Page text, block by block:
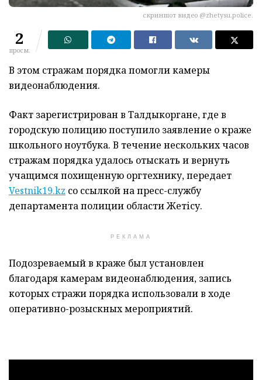
скриншот видео @zhetysu.police.
2
просм.
В этом стражам порядка помогли камеры
видеонаблюдения.
Факт зарегистрирован в Талдыкоргане, где в
городскую полицию поступило заявление о краже
школьного ноутбука. В течение нескольких часов
стражам порядка удалось отыскать и вернуть
учащимся похищенную оргтехнику, передает
Vestnik19.kz со ссылкой на пресс-службу
департамента полиции области Жетісу.
РЕКЛАМА
Подозреваемый в краже был установлен
благодаря камерам видеонаблюдения, запись
которых стражи порядка использовали в ходе
оперативно-розыскных мероприятий.